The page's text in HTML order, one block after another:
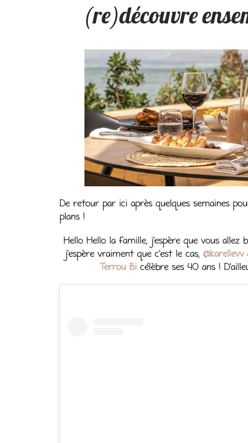
(re)découvre
De retour par ici après quelques semaines
plans !
Hello Hello la famille, j’espère que vous allez
j’espère vraiment que c’est le cas,@karellevv
Terrou Bi célèbre ses 40 ans !